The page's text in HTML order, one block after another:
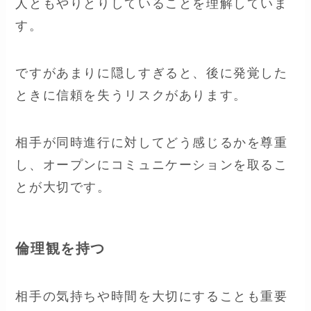
人ともやりとりしていることを理解していま
す。
ですがあまりに隠しすぎると、後に発覚した
ときに信頼を失うリスクがあります。
相手が同時進行に対してどう感じるかを尊重
し、オープンにコミュニケーションを取るこ
とが大切です。
倫理観を持つ
相手の気持ちや時間を大切にすることも重要